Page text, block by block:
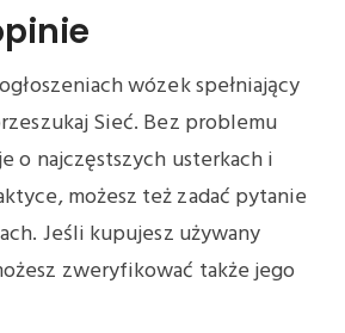
wózek spełniający
Sieć. Bez problemu
o najczęstszych usterkach i
możesz też zadać pytanie
Jeśli kupujesz używany
zweryfikować także jego